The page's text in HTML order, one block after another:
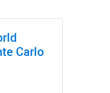
Carlo